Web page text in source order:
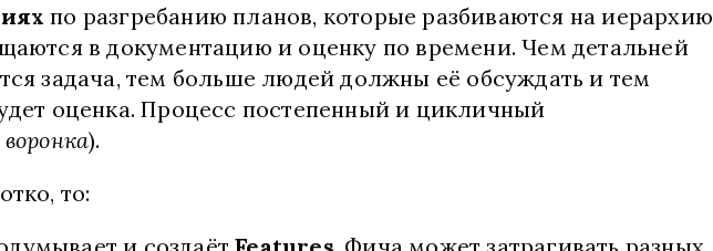
по разгребанию планов, которые разбиваются на иерархию
в документацию и оценку по времени. Чем детальней
задача, тем больше людей должны её обсуждать и тем
оценка. Процесс постепенный и цикличный
воронка).
то: